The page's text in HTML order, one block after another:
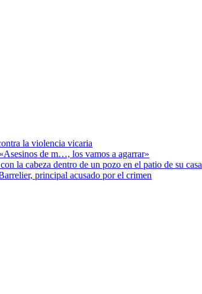
la violencia vicaria
de m…, los vamos a agarrar»
la cabeza dentro de un pozo en el patio de su casa
principal acusado por el crimen